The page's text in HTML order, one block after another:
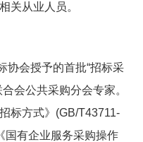
关从业人员。
会授予的首批“招标采
会公共采购分会专家。
标方式》(GB/T43711-
国有企业服务采购操作